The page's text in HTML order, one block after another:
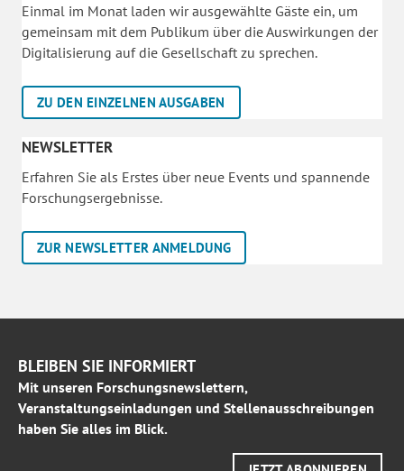
Einmal im Monat laden wir ausgewählte Gäste ein, um
gemeinsam mit dem Publikum über die Auswirkungen der
Digitalisierung auf die Gesellschaft zu sprechen.
ZU DEN EINZELNEN AUSGABEN
NEWSLETTER
Erfahren Sie als Erstes über neue Events und spannende
Forschungsergebnisse.
ZUR NEWSLETTER ANMELDUNG
BLEIBEN SIE INFORMIERT
Mit unseren Forschungsnewslettern,
Veranstaltungseinladungen und Stellenausschreibungen
haben Sie alles im Blick.